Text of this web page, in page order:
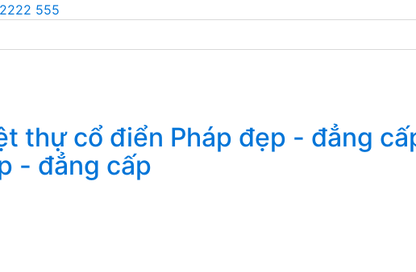
555
- đẳng cấp